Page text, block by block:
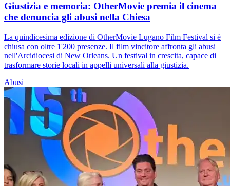
Giustizia e memoria: OtherMovie premia il cinema
che denuncia gli abusi nella Chiesa
La quindicesima edizione di OtherMovie Lugano Film Festival si è
chiusa con oltre 1'200 presenze. Il film vincitore affronta gli abusi
nell'Arcidiocesi di New Orleans. Un festival in crescita, capace di
trasformare storie locali in appelli universali alla giustizia.
Abusi